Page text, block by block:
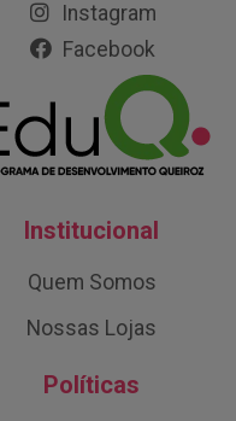
Instagram
Facebook
Institucional
Quem Somos
Nossas Lojas
Políticas